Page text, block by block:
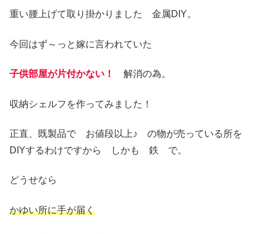
重い腰上げて取り掛かりました 金属DIY。
今回はず～っと嫁に言われていた
子供部屋が片付かない！ 解消の為。
収納シェルフを作ってみました！
正直、既製品で お値段以上♪ の物が売っている所を
DIYするわけですから しかも 鉄 で。
どうせなら
かゆい所に手が届く